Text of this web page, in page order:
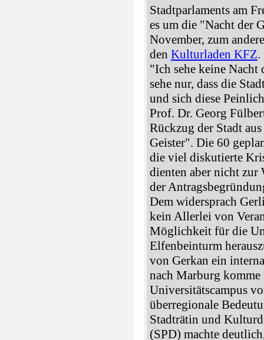
Stadtparlaments am
es um die "Nacht der
November, zum
den Kulturladen KFZ.
"Ich sehe keine Nacht
sehe nur, dass die
und sich diese
Prof. Dr. Georg
Rückzug der Stadt
Geister". Die 60
die viel diskutierte
dienten aber nicht zur
der
Dem widersprach
kein Allerlei von
Möglichkeit für die
Elfenbeinturm
von Gerkan ein
nach Marburg
Universitätscampus
überregionale
Stadträtin und
(SPD) machte